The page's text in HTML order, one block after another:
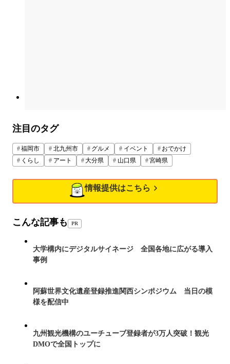
注目のタグ
福岡市 北九州市 グルメ イベント
おでかけ
くらし
アート 大分県 山口県 宮崎県
情報提供はこちら
こんな記事も PR
大学構内にデジタルサイネージ 全国各地に広がる導入
事例
阿蘇世界文化遺産登録推進関西シンポジウム 当日の模
様を配信中
九州観光機構のユーチューブ登録者が3万人突破！観光
DMOで全国トップに